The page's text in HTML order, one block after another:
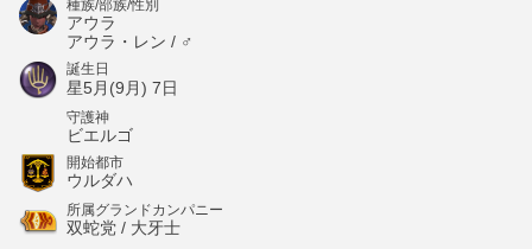
種族/部族/性別
アウラ
アウラ・レン / ♂
誕生日
星5月(9月) 7日
守護神
ビエルゴ
開始都市
ウルダハ
所属グランドカンパニー
双蛇党 / 大牙士